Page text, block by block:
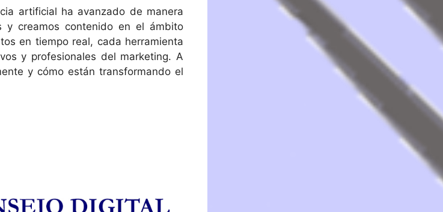
artificial ha avanzado de manera
y creamos contenido en el ámbito
en tiempo real, cada herramienta
y profesionales del marketing. A
y cómo están transformando el